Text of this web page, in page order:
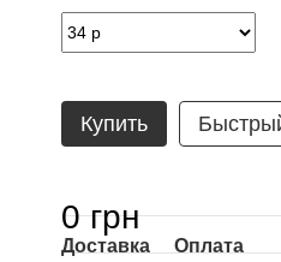
Купить
0 грн
Доставка
Оплата